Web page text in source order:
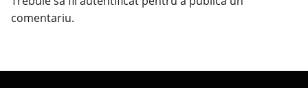
comentariu.